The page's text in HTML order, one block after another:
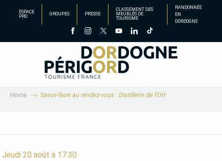
principal
ESPACE
PRO
GROUPES PRESSE
CLASSEMENT DES
MEUBLÉS DE
TOURISME
RANDONNÉE
EN
DORDOGNE
Home Savoir-faire au rendez-vous : Distillerie de l'Ort
Jeudi 20 août à 17:30